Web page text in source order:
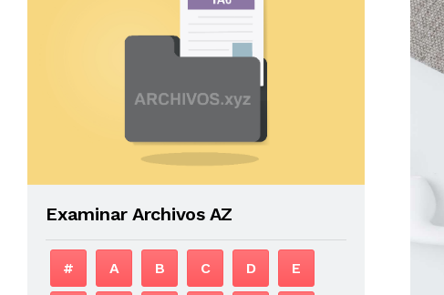
Examinar Archivos AZ
# A B C D E